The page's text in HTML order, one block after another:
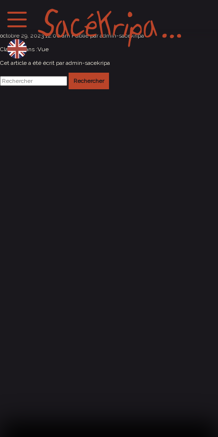
St-Symphorien / Coise (69)
octobre 29, 2023 12:00 am Publié par admin-sacekripa
Classés dans :Vue
Cet article a été écrit par admin-sacekripa
Rechercher